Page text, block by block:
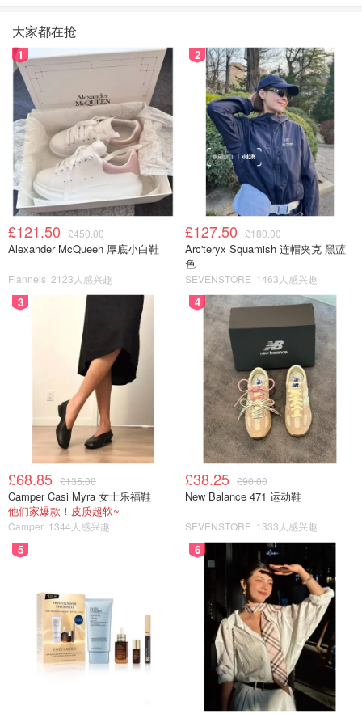
大家都在抢
1
£121.50 £450.00
Alexander McQueen 厚底小白鞋
Flannels 2123人感兴趣
2
£127.50 £180.00
Arc'teryx Squamish 连帽夹克 黑蓝
色
SEVENSTORE 1463人感兴趣
3
£68.85 £135.00
Camper Casi Myra 女士乐福鞋
他们家爆款！皮质超软~
Camper 1344人感兴趣
4
£38.25 £90.00
New Balance 471 运动鞋
SEVENSTORE 1333人感兴趣
5 6